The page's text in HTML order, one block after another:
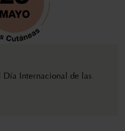
Internacional de las